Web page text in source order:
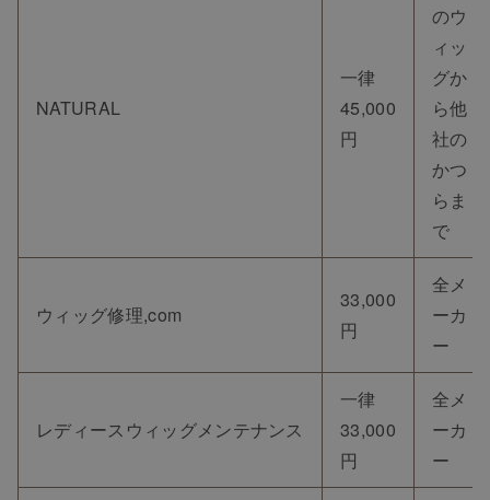
NATURAL
一律
45,000
円
のウ
ィッ
グか
ら他
社の
かつ
らま
で
ウィッグ修理,com
33,000
円
全メ
ーカ
ー
レディースウィッグメンテナンス
一律
33,000
円
全メ
ーカ
ー